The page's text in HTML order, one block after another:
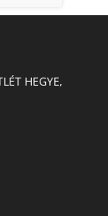
HEGYE,